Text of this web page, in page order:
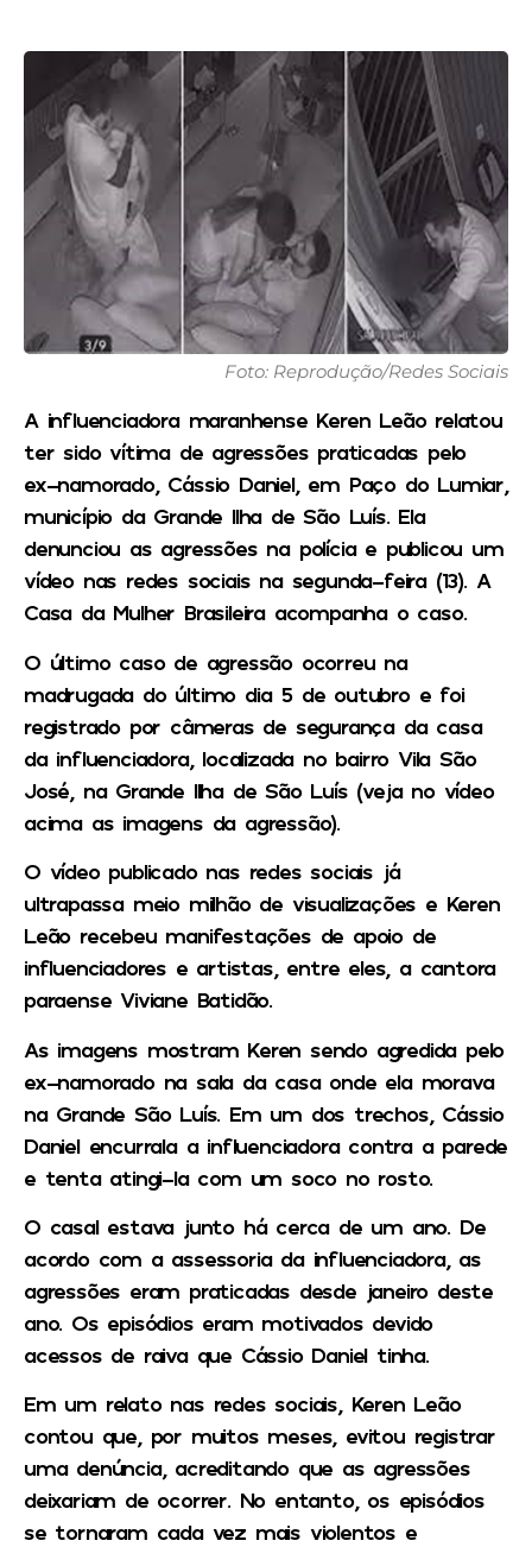
Foto: Reprodução/Redes Sociais
A influenciadora maranhense Keren Leão relatou
ter sido vítima de agressões praticadas pelo
ex-namorado, Cássio Daniel, em Paço do Lumiar,
município da Grande Ilha de São Luís. Ela
denunciou as agressões na polícia e publicou um
vídeo nas redes sociais na segunda-feira (13). A
Casa da Mulher Brasileira acompanha o caso.
O último caso de agressão ocorreu na
madrugada do último dia 5 de outubro e foi
registrado por câmeras de segurança da casa
da influenciadora, localizada no bairro Vila São
José, na Grande Ilha de São Luís (veja no vídeo
acima as imagens da agressão).
O vídeo publicado nas redes sociais já
ultrapassa meio milhão de visualizações e Keren
Leão recebeu manifestações de apoio de
influenciadores e artistas, entre eles, a cantora
paraense Viviane Batidão.
As imagens mostram Keren sendo agredida pelo
ex-namorado na sala da casa onde ela morava
na Grande São Luís. Em um dos trechos, Cássio
Daniel encurrala a influenciadora contra a parede
e tenta atingi-la com um soco no rosto.
O casal estava junto há cerca de um ano. De
acordo com a assessoria da influenciadora, as
agressões eram praticadas desde janeiro deste
ano. Os episódios eram motivados devido
acessos de raiva que Cássio Daniel tinha.
Em um relato nas redes sociais, Keren Leão
contou que, por muitos meses, evitou registrar
uma denúncia,acreditando que as agressões
deixariam de ocorrer. No entanto, os episódios
se tornaram cada vez mais violentos e